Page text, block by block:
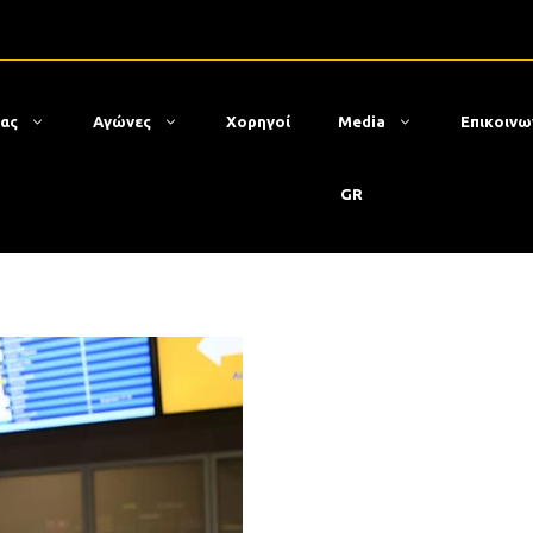
Αγώνες Χορηγοί Media
GR